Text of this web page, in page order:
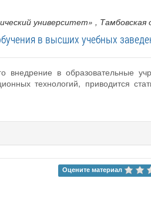
университет» , Тамбовская
в высших учебных
внедрение в образовательные
технологий, приводится
Оцените материал